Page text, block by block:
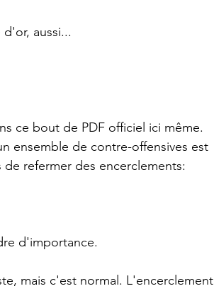
aussi...
ce bout de PDF officiel ici même.
ensemble de contre-offensives est
refermer des encerclements:
d'importance.
mais c'est normal. L'encerclement